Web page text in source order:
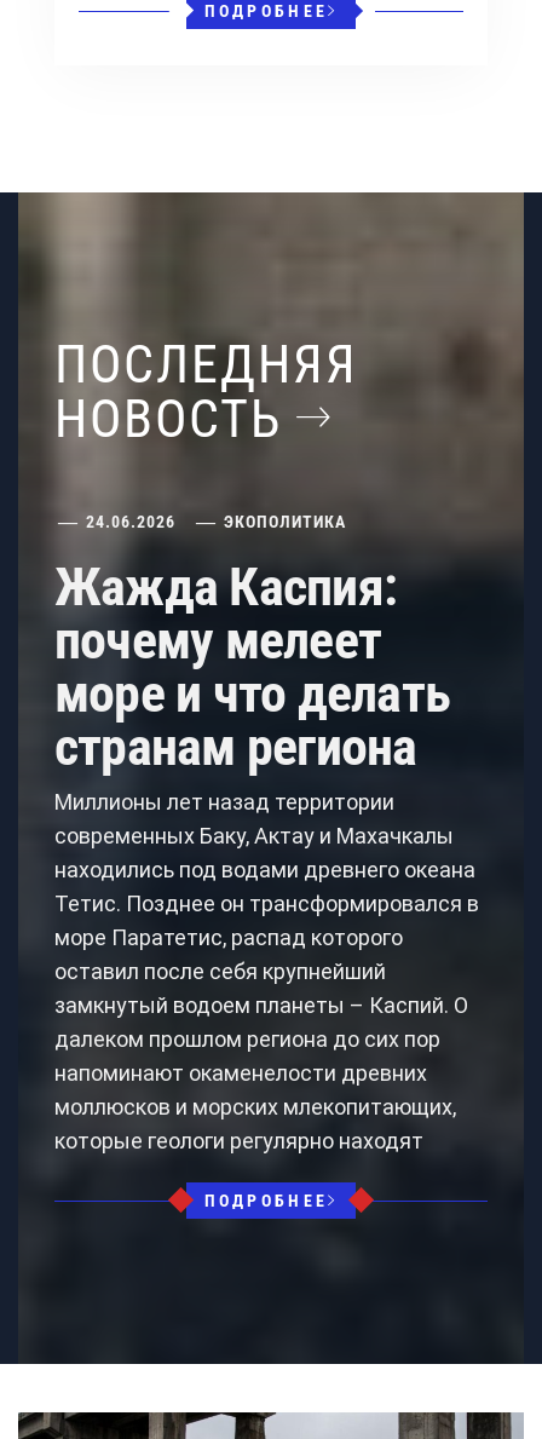
ПОДРОБНЕЕ
ПОСЛЕДНЯЯ
НОВОСТЬ
24.06.2026 ЭКОПОЛИТИКА
Жажда Каспия:
почему мелеет
море и что делать
странам региона
Миллионы лет назад территории
современных Баку, Актау и Махачкалы
находились под водами древнего океана
Тетис. Позднее он трансформировался в
море Паратетис, распад которого
оставил после себя крупнейший
замкнутый водоем планеты – Каспий. О
далеком прошлом региона до сих пор
напоминают окаменелости древних
моллюсков и морских млекопитающих,
которые геологи регулярно находят
ПОДРОБНЕЕ